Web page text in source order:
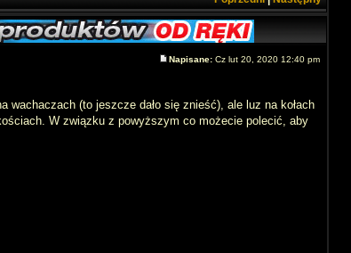
Napisane: Cz lut 20, 2020 12:40 pm
wachaczach (to jeszcze dało się znieść), ale luz na kołach
W związku z powyższym co możecie polecić, aby